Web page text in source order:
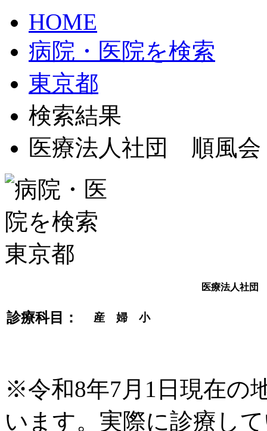
HOME
病院・医院を検索
東京都
検索結果
医療法人社団 順風
医療法人社
診療科目： 産 婦 小
※令和8年7月1日現在の
います。実際に診療し